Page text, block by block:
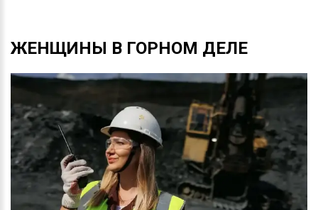
ЖЕНЩИНЫ В ГОРНОМ ДЕЛЕ